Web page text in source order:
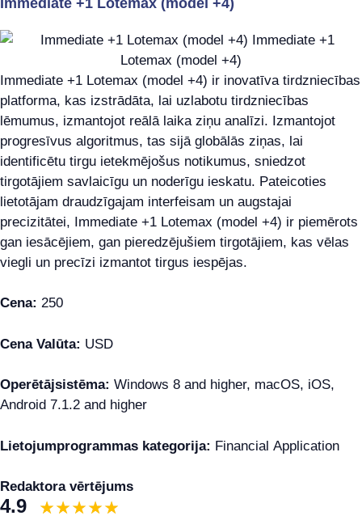
Immediate +1 Lotemax (model +4) ir inovatīva tirdzniecības
platforma, kas izstrādāta, lai uzlabotu tirdzniecības
lēmumus, izmantojot reālā laika ziņu analīzi. Izmantojot
progresīvus algoritmus, tas sijā globālās ziņas, lai
identificētu tirgu ietekmējošus notikumus, sniedzot
tirgotājiem savlaicīgu un noderīgu ieskatu. Pateicoties
lietotājam draudzīgajam interfeisam un augstajai
precizitātei, Immediate +1 Lotemax (model +4) ir piemērots
gan iesācējiem, gan pieredzējušiem tirgotājiem, kas vēlas
viegli un precīzi izmantot tirgus iespējas.
Cena: 250
Cena Valūta: USD
Operētājsistēma: Windows 8 and higher, macOS, iOS,
Android 7.1.2 and higher
Lietojumprogrammas kategorija: Financial Application
Redaktora vērtējums
4.9